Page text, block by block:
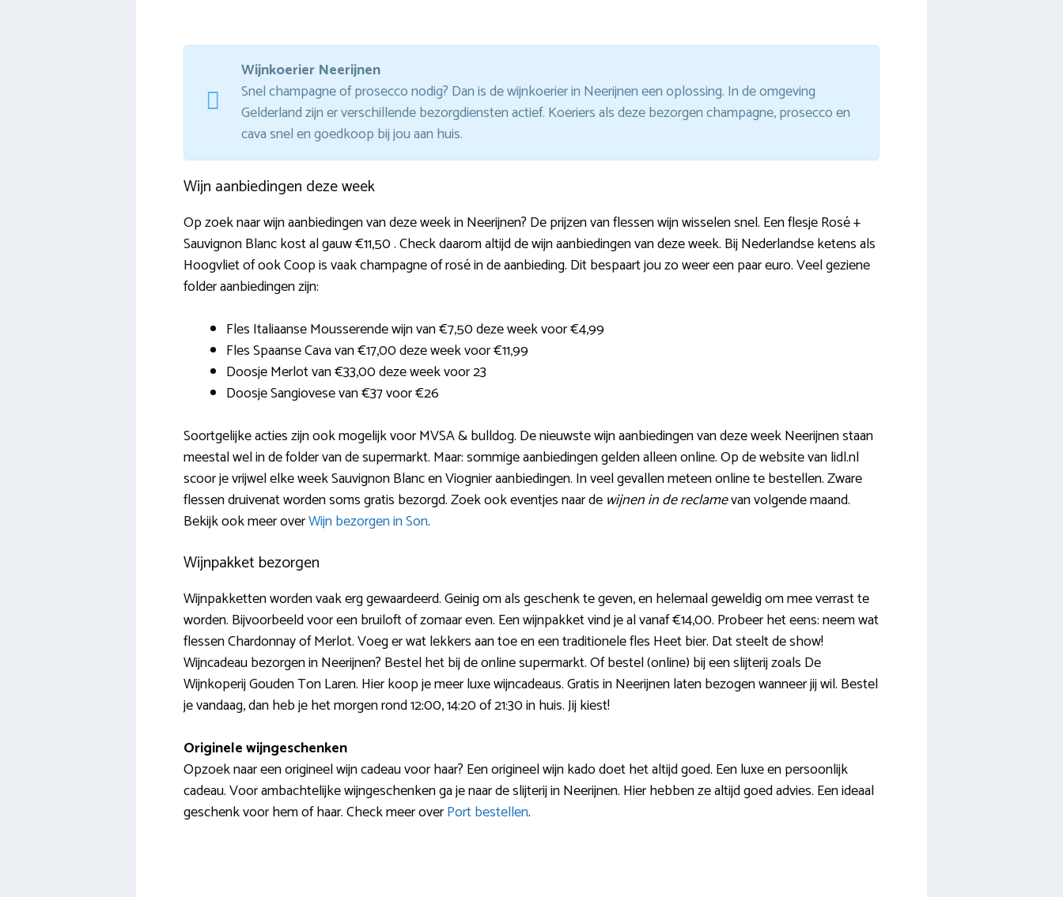
Wijnkoerier Neerijnen
Snel champagne of prosecco nodig? Dan is de wijnkoerier in Neerijnen een oplossing. In de omgeving
Gelderland zijn er verschillende bezorgdiensten actief. Koeriers als deze bezorgen champagne, prosecco en
cava snel en goedkoop bij jou aan huis.
Wijn aanbiedingen deze week
Op zoek naar wijn aanbiedingen van deze week in Neerijnen? De prijzen van flessen wijn wisselen snel. Een flesje Rosé +
Sauvignon Blanc kost al gauw €11,50 . Check daarom altijd de wijn aanbiedingen van deze week. Bij Nederlandse ketens als
Hoogvliet of ook Coop is vaak champagne of rosé in de aanbieding. Dit bespaart jou zo weer een paar euro. Veel geziene
folder aanbiedingen zijn:
Fles Italiaanse Mousserende wijn van €7,50 deze week voor €4,99
Fles Spaanse Cava van €17,00 deze week voor €11,99
Doosje Merlot van €33,00 deze week voor 23
Doosje Sangiovese van €37 voor €26
Soortgelijke acties zijn ook mogelijk voor MVSA & bulldog. De nieuwste wijn aanbiedingen van deze week Neerijnen staan
meestal wel in de folder van de supermarkt. Maar: sommige aanbiedingen gelden alleen online. Op de website van lidl.nl
scoor je vrijwel elke week Sauvignon Blanc en Viognier aanbiedingen. In veel gevallen meteen online te bestellen. Zware
flessen druivenat worden soms gratis bezorgd. Zoek ook eventjes naar de wijnen in de reclamevan volgende maand.
Bekijk ook meer overWijn bezorgen in Son.
Wijnpakket bezorgen
Wijnpakketten worden vaak erg gewaardeerd. Geinig om als geschenk te geven, en helemaal geweldig om mee verrast te
worden. Bijvoorbeeld voor een bruiloft of zomaar even. Een wijnpakket vind je al vanaf €14,00. Probeer het eens: neem wat
flessen Chardonnay of Merlot. Voeg er wat lekkers aan toe en een traditionele fles Heet bier. Dat steelt de show!
Wijncadeau bezorgen in Neerijnen? Bestel het bij de online supermarkt. Of bestel (online) bij een slijterij zoals De
Wijnkoperij Gouden Ton Laren. Hier koop je meer luxe wijncadeaus. Gratis in Neerijnen laten bezogen wanneer jij wil. Bestel
je vandaag, dan heb je het morgen rond 12:00, 14:20 of 21:30 in huis. Jij kiest!
Originele wijngeschenken
Opzoek naar een origineel wijn cadeau voor haar? Een origineel wijn kado doet het altijd goed. Een luxe en persoonlijk
cadeau. Voor ambachtelijke wijngeschenken ga je naar de slijterij in Neerijnen. Hier hebben ze altijd goed advies. Een ideaal
geschenk voor hem of haar. Check meer overPort bestellen.